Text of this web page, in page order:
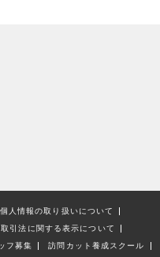
個人情報の取り扱いについて
引法に関する表示について
フ募集 訪問カット養成スクール